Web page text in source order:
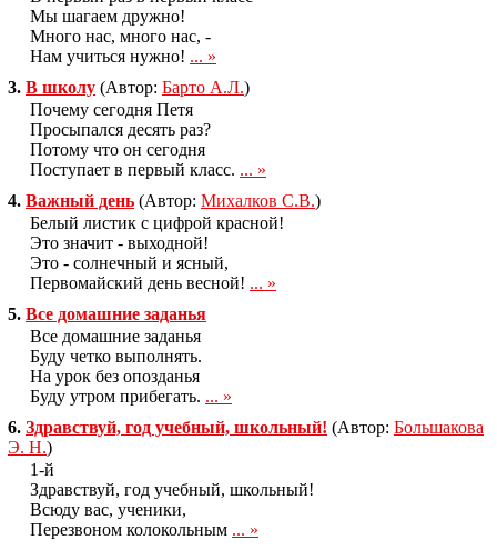
Мы шагаем дружно!
Много нас, много нас, -
Нам учиться нужно! ... »
3. В школу (Автор: Барто А.Л.)
Почему сегодня Петя
Просыпался десять раз?
Потому что он сегодня
Поступает в первый класс. ... »
4. Важный день (Автор: Михалков С.В.)
Белый листик с цифрой красной!
Это значит - выходной!
Это - солнечный и ясный,
Первомайский день весной! ... »
5. Все домашние заданья
Все домашние заданья
Буду четко выполнять.
На урок без опозданья
Буду утром прибегать. ... »
6. Здравствуй, год учебный, школьный! (Автор: Большакова
Э. Н.)
1-й
Здравствуй, год учебный, школьный!
Всюду вас, ученики,
Перезвоном колокольным ... »